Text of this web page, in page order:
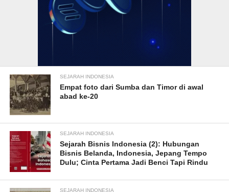
SEJARAH INDONESIA
Empat foto dari Sumba dan Timor di awal
abad ke-20
SEJARAH INDONESIA
Sejarah Bisnis Indonesia (2): Hubungan
Bisnis Belanda, Indonesia, Jepang Tempo
Dulu; Cinta Pertama Jadi Benci Tapi Rindu
SEJARAH INDONESIA